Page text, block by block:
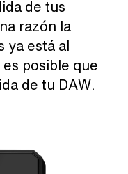
de tus
razón la
ya está al
posible que
de tu DAW.